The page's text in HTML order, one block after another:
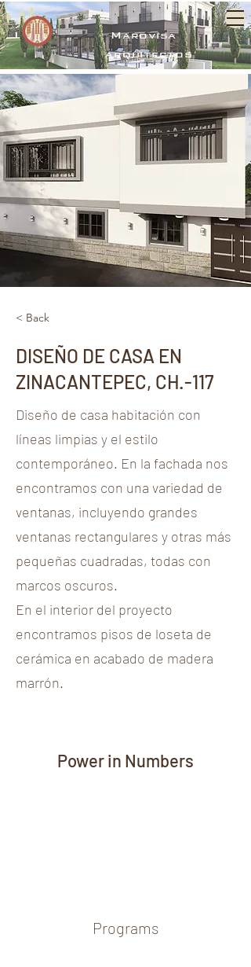
Marovisa
arquitectos
< Back
DISEÑO DE CASA EN
ZINACANTEPEC, CH.-117
Diseño de casa habitación con
líneas limpias y el estilo
contemporáneo. En la fachada nos
encontramos con una variedad de
ventanas, incluyendo grandes
ventanas rectangulares y otras más
pequeñas cuadradas, todas con
marcos oscuros.
En el interior del proyecto
encontramos pisos de loseta de
cerámica en acabado de madera
marrón.
Power in Numbers
Programs